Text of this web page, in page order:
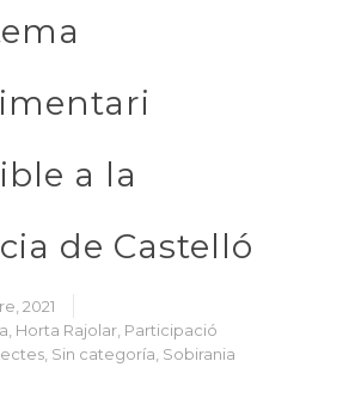
a la
de Castelló
2021
Horta Rajolar Participació
Sin categoría Sobirania